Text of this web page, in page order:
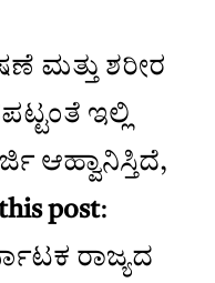
ಮತ್ತು ಶರೀರ
ಇಲ್ಲಿ
ಆಹ್ವಾನಿಸ್ತಿದೆ,
post:
ರಾಜ್ಯದ